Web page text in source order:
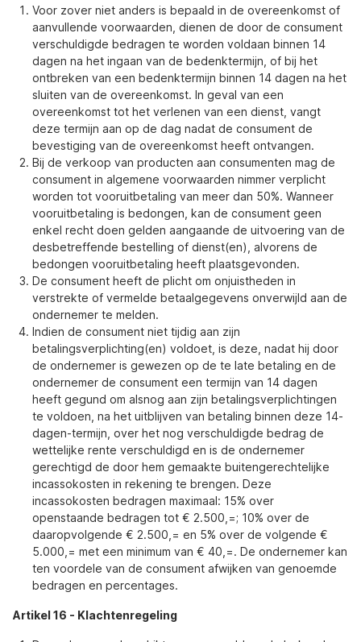
Voor zover niet anders is bepaald in de overeenkomst of
aanvullende voorwaarden, dienen de door de consument
verschuldigde bedragen te worden voldaan binnen 14
dagen na het ingaan van de bedenktermijn, of bij het
ontbreken van een bedenktermijn binnen 14 dagen na het
sluiten van de overeenkomst. In geval van een
overeenkomst tot het verlenen van een dienst, vangt
deze termijn aan op de dag nadat de consument de
bevestiging van de overeenkomst heeft ontvangen.
Bij de verkoop van producten aan consumenten mag de
consument in algemene voorwaarden nimmer verplicht
worden tot vooruitbetaling van meer dan 50%. Wanneer
vooruitbetaling is bedongen, kan de consument geen
enkel recht doen gelden aangaande de uitvoering van de
desbetreffende bestelling of dienst(en), alvorens de
bedongen vooruitbetaling heeft plaatsgevonden.
De consument heeft de plicht om onjuistheden in
verstrekte of vermelde betaalgegevens onverwijld aan de
ondernemer te melden.
Indien de consument niet tijdig aan zijn
betalingsverplichting(en) voldoet, is deze, nadat hij door
de ondernemer is gewezen op de te late betaling en de
ondernemer de consument een termijn van 14 dagen
heeft gegund om alsnog aan zijn betalingsverplichtingen
te voldoen, na het uitblijven van betaling binnen deze 14-
dagen-termijn, over het nog verschuldigde bedrag de
wettelijke rente verschuldigd en is de ondernemer
gerechtigd de door hem gemaakte buitengerechtelijke
incassokosten in rekening te brengen. Deze
incassokosten bedragen maximaal: 15% over
openstaande bedragen tot € 2.500,=; 10% over de
daaropvolgende € 2.500,= en 5% over de volgende €
5.000,= met een minimum van € 40,=. De ondernemer kan
ten voordele van de consument afwijken van genoemde
bedragen en percentages.
Artikel 16 - Klachtenregeling